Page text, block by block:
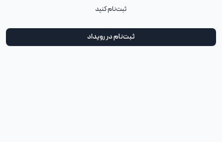
ثبت‌نام کنید
ثبت‌نام در رویداد